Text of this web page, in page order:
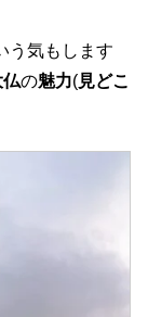
う気もします
仏の魅力(見どこ